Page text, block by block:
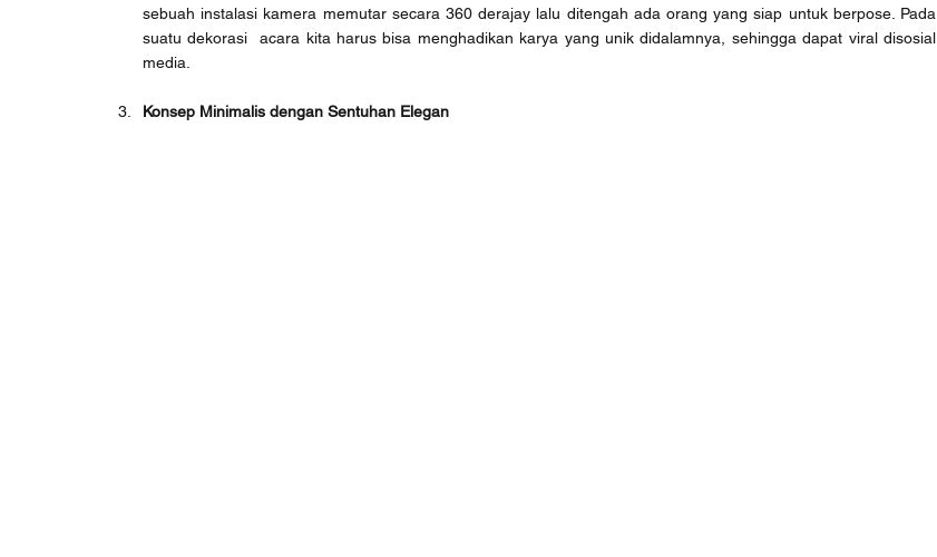
sebuah instalasi kamera memutar secara 360 derajay lalu ditengah ada orang yang siap untuk berpose. Pada
suatu dekorasi  acara kita harus bisa menghadikan karya yang unik didalamnya, sehingga dapat viral disosial
media.
Konsep Minimalis dengan Sentuhan Elegan